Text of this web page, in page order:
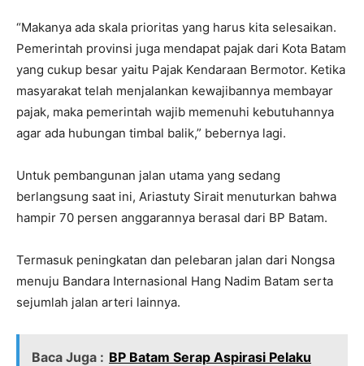
“Makanya ada skala prioritas yang harus kita selesaikan.
Pemerintah provinsi juga mendapat pajak dari Kota Batam
yang cukup besar yaitu Pajak Kendaraan Bermotor. Ketika
masyarakat telah menjalankan kewajibannya membayar
pajak, maka pemerintah wajib memenuhi kebutuhannya
agar ada hubungan timbal balik,” bebernya lagi.
Untuk pembangunan jalan utama yang sedang
berlangsung saat ini, Ariastuty Sirait menuturkan bahwa
hampir 70 persen anggarannya berasal dari BP Batam.
Termasuk peningkatan dan pelebaran jalan dari Nongsa
menuju Bandara Internasional Hang Nadim Batam serta
sejumlah jalan arteri lainnya.
Baca Juga : BP Batam Serap Aspirasi Pelaku